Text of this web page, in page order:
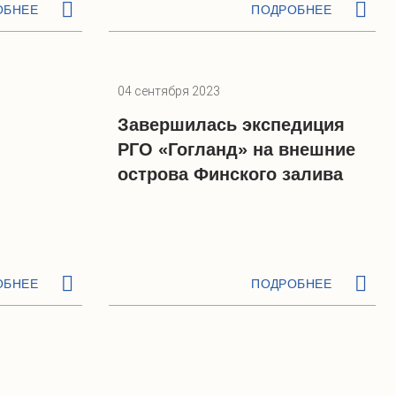
ПОДРОБНЕЕ
04 сентября 2023
Завершилась экспедиция
РГО «Гогланд» на внешние
острова Финского залива
ПОДРОБНЕЕ